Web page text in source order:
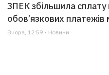
ЗПЕК збільшила сплату
обов’язкових платежів
Вчора, 12:59 • Новини